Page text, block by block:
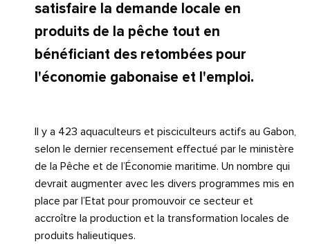
satisfaire la demande locale en
produits de la pêche tout en
bénéficiant des retombées pour
l'économie gabonaise et l'emploi.
Il y a 423 aquaculteurs et pisciculteurs actifs au Gabon,
selon le dernier recensement effectué par le ministère
de la Pêche et de l’Économie maritime. Un nombre qui
devrait augmenter avec les divers programmes mis en
place par l’Etat pour promouvoir ce secteur et
accroître la production et la transformation locales de
produits halieutiques.